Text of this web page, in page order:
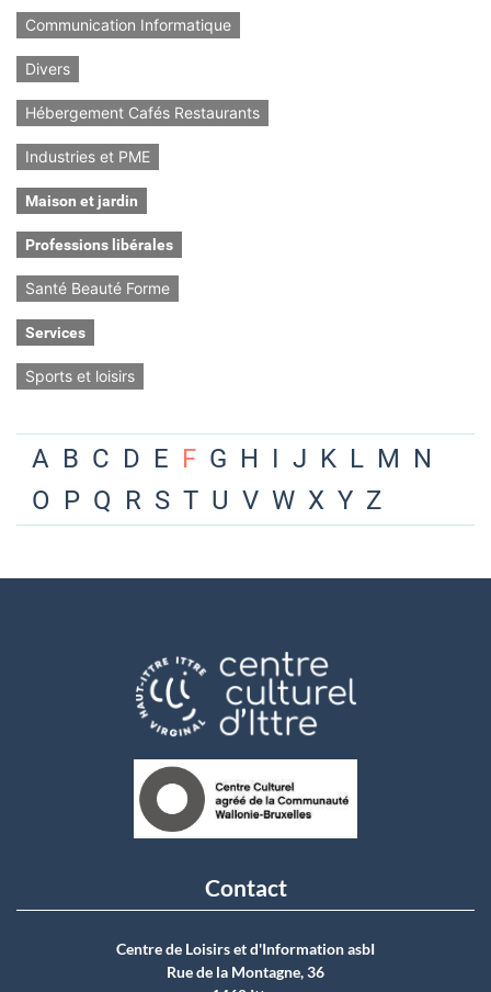
Communication Informatique
Divers
Hébergement Cafés Restaurants
Industries et PME
Maison et jardin
Professions libérales
Santé Beauté Forme
Services
Sports et loisirs
A B C D E F G H I J K L M N
O P Q R S T U V W X Y Z
Contact
Centre de Loisirs et d'Information asbI
Rue de la Montagne, 36